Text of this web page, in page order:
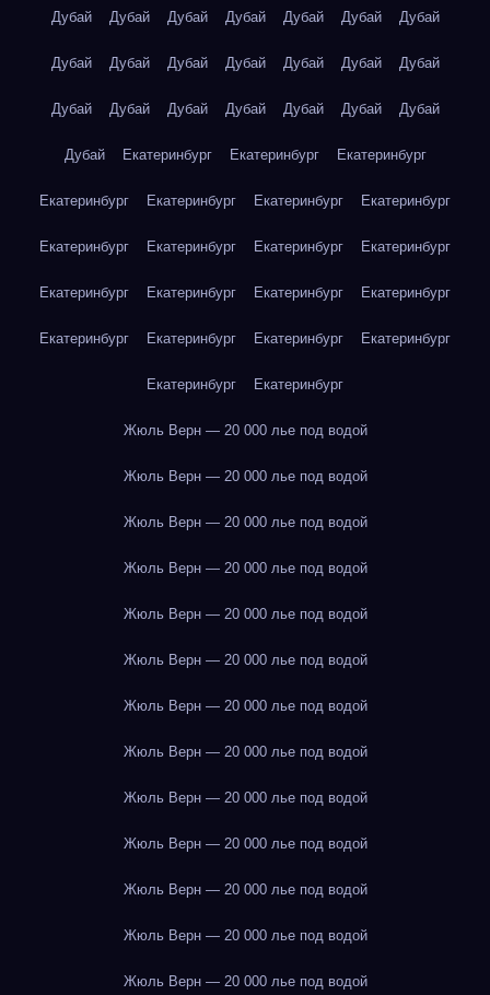
Дубай Дубай Дубай Дубай Дубай Дубай Дубай
Дубай Дубай Дубай Дубай Дубай Дубай Дубай
Дубай Дубай Дубай Дубай Дубай Дубай Дубай
Дубай Екатеринбург Екатеринбург Екатеринбург
Екатеринбург Екатеринбург Екатеринбург Екатеринбург
Екатеринбург Екатеринбург Екатеринбург Екатеринбург
Екатеринбург Екатеринбург Екатеринбург Екатеринбург
Екатеринбург Екатеринбург Екатеринбург Екатеринбург
Екатеринбург Екатеринбург
Жюль Верн — 20 000 лье под водой
Жюль Верн — 20 000 лье под водой
Жюль Верн — 20 000 лье под водой
Жюль Верн — 20 000 лье под водой
Жюль Верн — 20 000 лье под водой
Жюль Верн — 20 000 лье под водой
Жюль Верн — 20 000 лье под водой
Жюль Верн — 20 000 лье под водой
Жюль Верн — 20 000 лье под водой
Жюль Верн — 20 000 лье под водой
Жюль Верн — 20 000 лье под водой
Жюль Верн — 20 000 лье под водой
Жюль Верн — 20 000 лье под водой